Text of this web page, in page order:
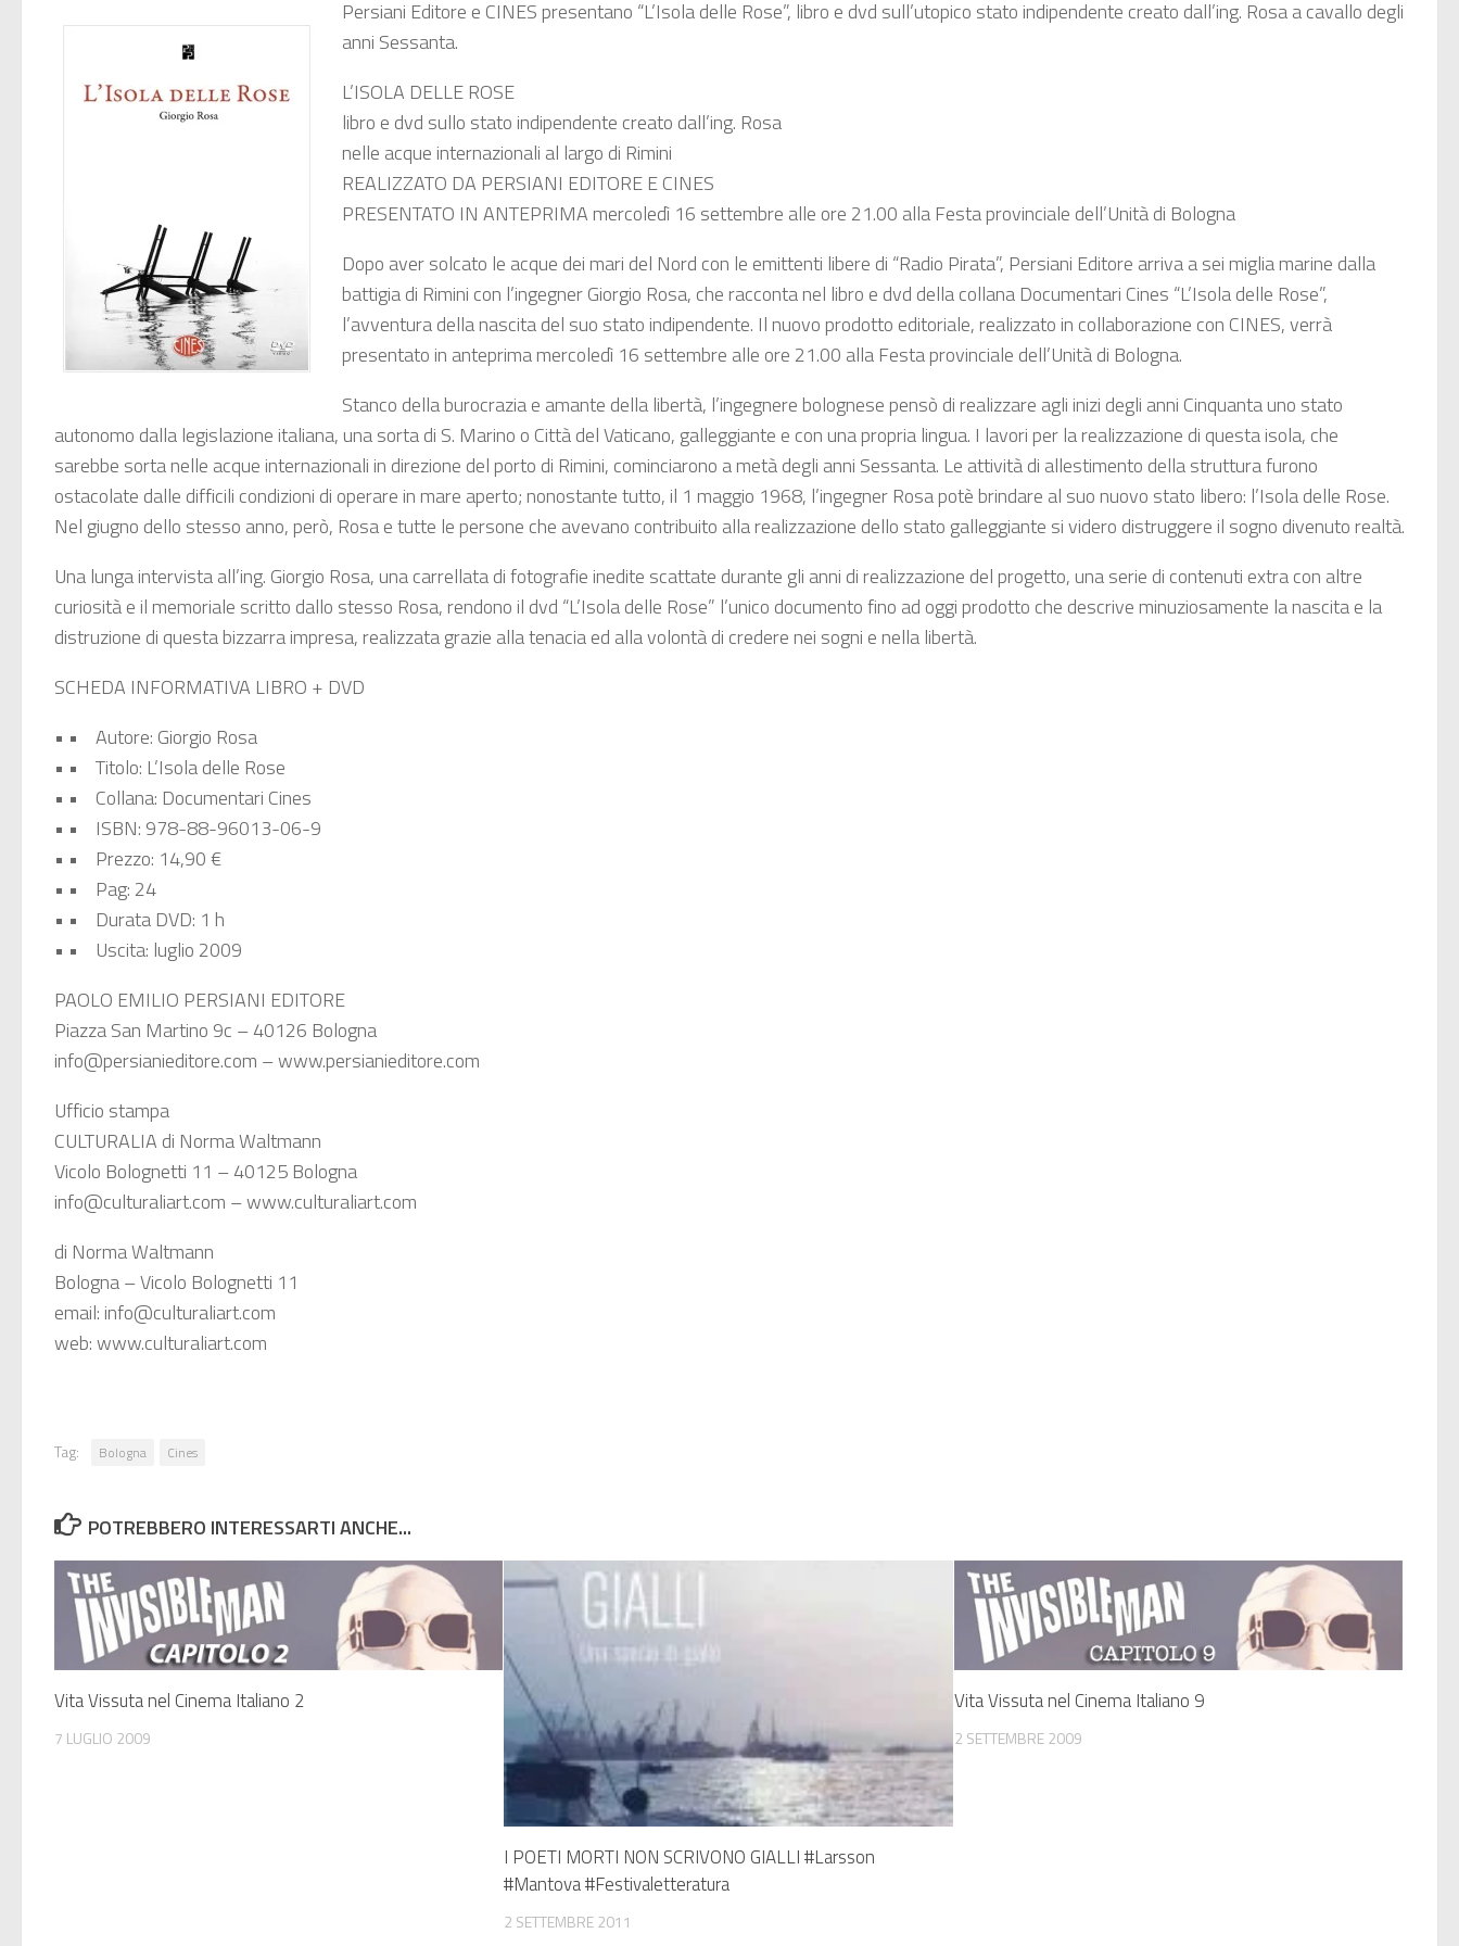
Persiani Editore e CINES presentano “L’Isola delle Rose”, libro e dvd sull’utopico stato indipendente creato dall’ing. Rosa a cavallo degli
anni Sessanta.
L’ISOLA DELLE ROSE
libro e dvd sullo stato indipendente creato dall’ing. Rosa
nelle acque internazionali al largo di Rimini
REALIZZATO DA PERSIANI EDITORE E CINES
PRESENTATO IN ANTEPRIMA mercoledì 16 settembre alle ore 21.00 alla Festa provinciale dell’Unità di Bologna
Dopo aver solcato le acque dei mari del Nord con le emittenti libere di “Radio Pirata”, Persiani Editore arriva a sei miglia marine dalla
battigia di Rimini con l’ingegner Giorgio Rosa, che racconta nel libro e dvd della collana Documentari Cines “L’Isola delle Rose”,
l’avventura della nascita del suo stato indipendente. Il nuovo prodotto editoriale, realizzato in collaborazione con CINES, verrà
presentato in anteprima mercoledì 16 settembre alle ore 21.00 alla Festa provinciale dell’Unità di Bologna.
Stanco della burocrazia e amante della libertà, l’ingegnere bolognese pensò di realizzare agli inizi degli anni Cinquanta uno stato
autonomo dalla legislazione italiana, una sorta di S. Marino o Città del Vaticano, galleggiante e con una propria lingua. I lavori per la realizzazione di questa isola, che
sarebbe sorta nelle acque internazionali in direzione del porto di Rimini, cominciarono a metà degli anni Sessanta. Le attività di allestimento della struttura furono
ostacolate dalle difficili condizioni di operare in mare aperto; nonostante tutto, il 1 maggio 1968, l’ingegner Rosa potè brindare al suo nuovo stato libero: l’Isola delle Rose.
Nel giugno dello stesso anno, però, Rosa e tutte le persone che avevano contribuito alla realizzazione dello stato galleggiante si videro distruggere il sogno divenuto realtà.
Una lunga intervista all’ing. Giorgio Rosa, una carrellata di fotografie inedite scattate durante gli anni di realizzazione del progetto, una serie di contenuti extra con altre
curiosità e il memoriale scritto dallo stesso Rosa, rendono il dvd “L’Isola delle Rose” l’unico documento fino ad oggi prodotto che descrive minuziosamente la nascita e la
distruzione di questa bizzarra impresa, realizzata grazie alla tenacia ed alla volontà di credere nei sogni e nella libertà.
SCHEDA INFORMATIVA LIBRO + DVD
• • Autore: Giorgio Rosa
• • Titolo: L’Isola delle Rose
• • Collana: Documentari Cines
• • ISBN: 978-88-96013-06-9
• • Prezzo: 14,90 €
• • Pag: 24
• • Durata DVD: 1 h
• • Uscita: luglio 2009
PAOLO EMILIO PERSIANI EDITORE
Piazza San Martino 9c – 40126 Bologna
info@persianieditore.com – www.persianieditore.com
Ufficio stampa
CULTURALIA di Norma Waltmann
Vicolo Bolognetti 11 – 40125 Bologna
info@culturaliart.com – www.culturaliart.com
di Norma Waltmann
Bologna – Vicolo Bolognetti 11
email: info@culturaliart.com
web: www.culturaliart.com
Tag: Bologna Cines
POTREBBERO INTERESSARTI ANCHE...
Vita Vissuta nel Cinema Italiano 2
7 LUGLIO 2009
I POETI MORTI NON SCRIVONO GIALLI #Larsson
#Mantova #Festivaletteratura
2 SETTEMBRE 2011
Vita Vissuta nel Cinema Italiano 9
2 SETTEMBRE 2009